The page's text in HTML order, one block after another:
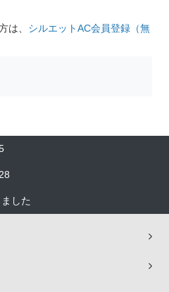
は、 シルエットAC会員登録（無
した